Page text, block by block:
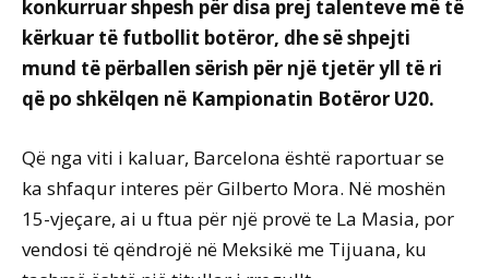
konkurruar shpesh për disa prej talenteve më të
kërkuar të futbollit botëror, dhe së shpejti
mund të përballen sërish për një tjetër yll të ri
që po shkëlqen në Kampionatin Botëror U20.
Që nga viti i kaluar, Barcelona është raportuar se
ka shfaqur interes për Gilberto Mora. Në moshën
15-vjeçare, ai u ftua për një provë te La Masia, por
vendosi të qëndrojë në Meksikë me Tijuana, ku